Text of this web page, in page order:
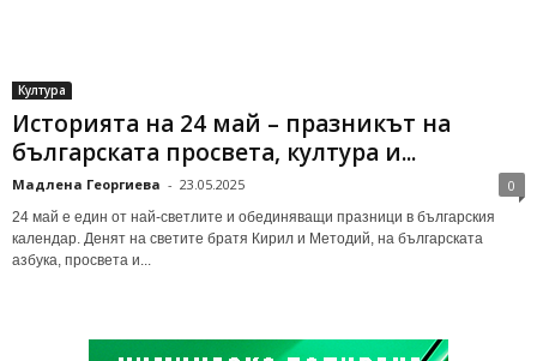
Култура
Историята на 24 май – празникът на
българската просвета, култура и...
Мадлена Георгиева - 23.05.2025 0
24 май е един от най-светлите и обединяващи празници в българския
календар. Денят на светите братя Кирил и Методий, на българската
азбука, просвета и...